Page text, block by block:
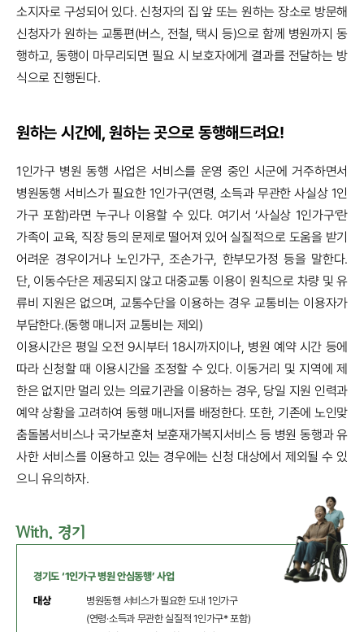
소지자로 구성되어 있다. 신청자의 집 앞 또는 원하는 장소로 방문해
신청자가 원하는 교통편(버스, 전철, 택시 등)으로 함께 병원까지 동
행하고, 동행이 마무리되면 필요 시 보호자에게 결과를 전달하는 방
식으로 진행된다.
원하는 시간에, 원하는 곳으로 동행해드려요!
1인가구 병원 동행 사업은 서비스를 운영 중인 시군에 거주하면서
병원동행 서비스가 필요한 1인가구(연령, 소득과 무관한 사실상 1인
가구 포함)라면 누구나 이용할 수 있다. 여기서 ‘사실상 1인가구’란
가족이 교육, 직장 등의 문제로 떨어져 있어 실질적으로 도움을 받기
어려운 경우이거나 노인가구, 조손가구, 한부모가정 등을 말한다.
단, 이동수단은 제공되지 않고 대중교통 이용이 원칙으로 차량 및 유
류비 지원은 없으며, 교통수단을 이용하는 경우 교통비는 이용자가
부담한다.(동행 매니저 교통비는 제외)
이용시간은 평일 오전 9시부터 18시까지이나, 병원 예약 시간 등에
따라 신청할 때 이용시간을 조정할 수 있다. 이동거리 및 지역에 제
한은 없지만 멀리 있는 의료기관을 이용하는 경우, 당일 지원 인력과
예약 상황을 고려하여 동행 매니저를 배정한다. 또한, 기존에 노인맞
춤돌봄서비스나 국가보훈처 보훈재가복지서비스 등 병원 동행과 유
사한 서비스를 이용하고 있는 경우에는 신청 대상에서 제외될 수 있
으니 유의하자.
With. 경기
경기도 ‘1인가구 병원 안심동행’ 사업
대상
병원동행 서비스가 필요한 도내 1인가구
(연령·소득과 무관한 실질적 1인가구* 포함)